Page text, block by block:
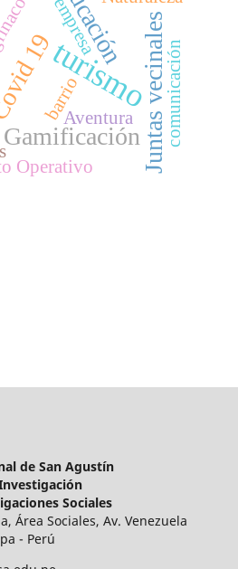
turismo
19 Juntas vecinales
Gamificación
barrio
empresa
comunicación
Aventura
Operativo
de San Agustín
Sociales
Área Sociales, Av. Venezuela
- Perú